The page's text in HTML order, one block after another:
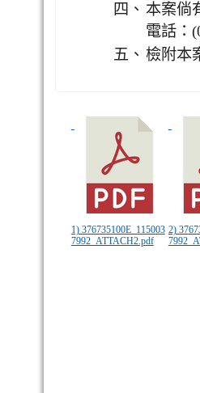
四、 本案倘
電話：
五、 檢附本
1) 376735100E_115003
7992_ATTACH2.pdf
2)